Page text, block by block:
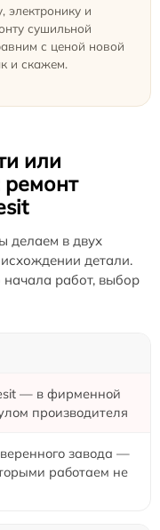
электронику и
сушильной
с ценой новой
и скажем.
или
делаем в двух
детали.
работ, выбор
— в фирменной
производителя
завода —
работаем не